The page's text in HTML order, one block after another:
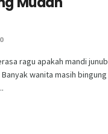
0
ragu apakah mandi junub
wanita masih bingung